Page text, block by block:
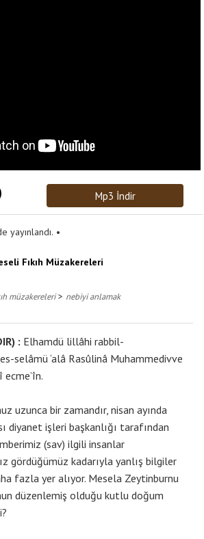
Mp3 İndir
yayınlandı.
Fıkıh Müzakereleri
müzakereleri> nebiyi anlamak
: Elhamdü lillâhi rabbil-
selâmü ‘alâ Rasûlinâ Muhammedivve
ecme’în.
uzunca bir zamandır, nisan ayında
diyanet işleri başkanlığı tarafından
(sav) ilgili insanlar
gördüğümüz kadarıyla yanlış bilgiler
fazla yer alıyor. Mesela Zeytinburnu
düzenlemiş olduğu kutlu doğum